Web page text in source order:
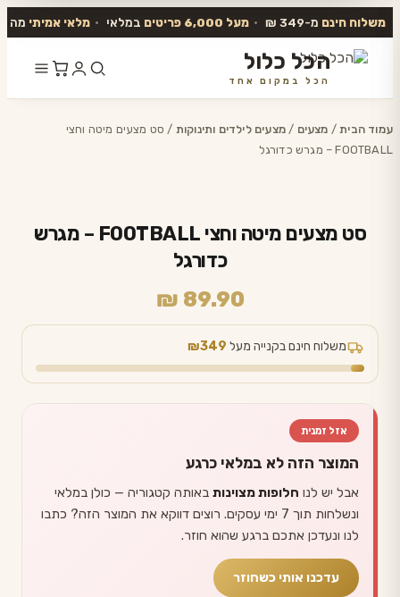
משלוח חינם מ-349 ₪ • מעל 6,000 פריטים במלאי • מלאי אמיתי מה
הכל כלול
הכל במקום אחד
לתוכן
עמוד הבית/ מצעים /מצעים לילדים ותינוקות / סט מצעים מיטה וחצי
FOOTBALL – מגרש כדורגל
סט מצעים מיטה וחצי FOOTBALL – מגרש
כדורגל
₪ 89.90
משלוח חינם בקנייה מעל ₪349
אזל זמנית
המוצר הזה לא במלאי כרגע
אבל יש לנו חלופות מצוינות באותה קטגוריה — כולן במלאי
ונשלחות תוך 7 ימי עסקים. רוצים דווקא את המוצר הזה? כתבו
לנו ונעדכן אתכם ברגע שהוא חוזר.
עדכנו אותי כשחוזר